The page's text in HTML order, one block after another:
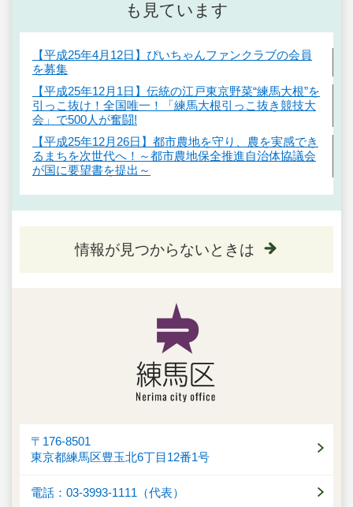
も見ています
【平成25年4月12日】ぴいちゃんファンクラブの会員
を募集
【平成25年12月1日】伝統の江戸東京野菜“練馬大根”を
引っこ抜け！全国唯一！「練馬大根引っこ抜き競技大
会」で500人が奮闘!
【平成25年12月26日】都市農地を守り、農を実感でき
るまちを次世代へ！～都市農地保全推進自治体協議会
が国に要望書を提出～
情報が見つからないときは
〒176-8501
東京都練馬区豊玉北6丁目12番1号
電話：03-3993-1111（代表）